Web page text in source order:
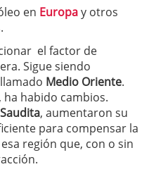
en Europay otros
el factor de
Sigue siendo
Medio Oriente.
habido cambios.
, aumentaron su
para compensar la
región que, con o sin